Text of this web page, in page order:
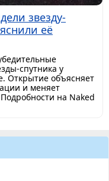
звезду-
её
спутника у
Открытие объясняет
и меняет
на Naked